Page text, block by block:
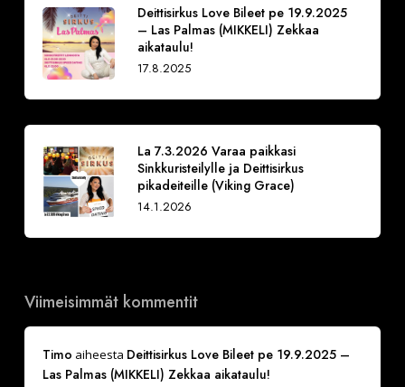
Deittisirkus Love Bileet pe 19.9.2025
– Las Palmas (MIKKELI) Zekkaa
aikataulu!
17.8.2025
La 7.3.2026 Varaa paikkasi
Sinkkuristeilylle ja Deittisirkus
pikadeiteille (Viking Grace)
14.1.2026
Viimeisimmät kommentit
Timo aiheesta Deittisirkus Love Bileet pe 19.9.2025 –
Las Palmas (MIKKELI) Zekkaa aikataulu!